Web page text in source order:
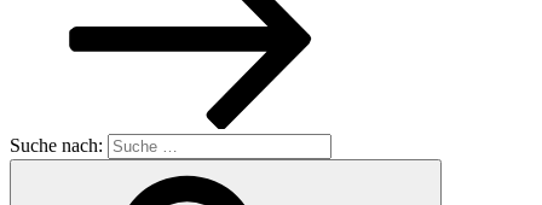
Suche nach: